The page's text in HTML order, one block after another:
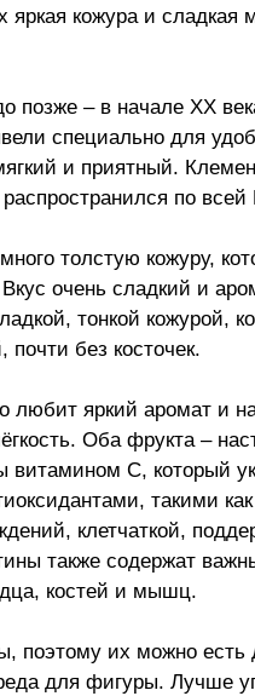
яркая кожура и
позже – в начале XX
специально для
и приятный.
по всей
толстую кожуру,
очень сладкий и
тонкой кожурой,
почти без косточек.
любит яркий аромат и
Оба фрукта –
витамином С, который
такими
клетчаткой,
также содержат
костей и мышц.
поэтому их можно есть
для фигуры. Лучше